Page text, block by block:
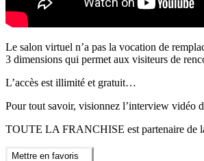
Le salon virtuel n’a pas la vocation de
3 dimensions qui permet aux visiteurs de
L’accès est illimité et gratuit…
Pour tout savoir, visionnez l’interview vidéo
TOUTE LA FRANCHISE est partenaire de
Mettre en favoris